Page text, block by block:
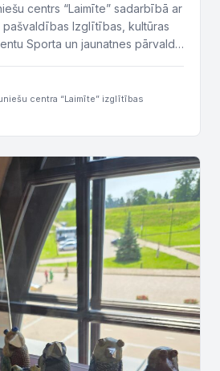
centrs “Laimīte” sadarbībā ar
pašvaldības Izglītības, kultūras
Sporta un jaunatnes pārvaldi
– stipra Latvija”. Konkursa
pilsonisko piederību
un lepnumu par savu valsti,
pārdomātā dizainā, attēlot
centra “Laimīte” izglītības